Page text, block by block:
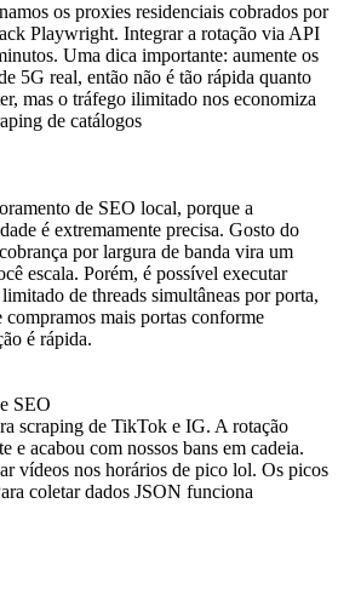
os proxies residenciais cobrados por
Playwright. Integrar a rotação via API
Uma dica importante: aumente os
5G real, então não é tão rápida quanto
mas o tráfego ilimitado nos economiza
de catálogos
de SEO local, porque a
é extremamente precisa. Gosto do
por largura de banda vira um
escala. Porém, é possível executar
de threads simultâneas por porta,
compramos mais portas conforme
é rápida.
SEO
scraping de TikTok e IG. A rotação
e acabou com nossos bans em cadeia.
vídeos nos horários de pico lol. Os picos
coletar dados JSON funciona